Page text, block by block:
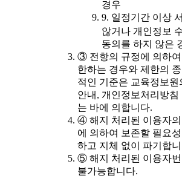
경우
9. 일정기간 이상
않거나 개인정보
동의를 하지 않은
③ 전항의 규정에 의하여
한하는 경우와 제한의
적인 기준은 교육정보
안내, 개인정보처리방
는 바에 의합니다.
④ 해지 처리된 이용자
에 의하여 보존할 필요
하고 지체 없이 파기합
⑤ 해지 처리된 이용자번
불가능합니다.